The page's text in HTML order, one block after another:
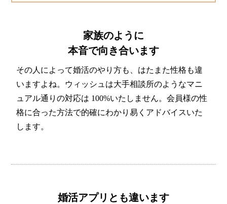
家族のように
本音で向き合います
その人によって婚活のやり方も、はたまた性格も違
いますよね。ウィッシュは大手相談所のようなマニ
ュアル通りの対応は 100%いたしません。会員様の性
格に合った方法で的確にわかり易くアドバイスいた
します。
婚活アプリとも違います